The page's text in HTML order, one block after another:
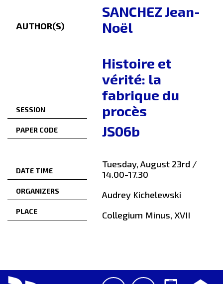
AUTHOR(S)
SANCHEZ Jean-
Noël
SESSION
Histoire et
vérité: la
fabrique du
procès
PAPER CODE JS06b
DATE TIME
Tuesday, August 23rd /
14.00-17.30
ORGANIZERS Audrey Kichelewski
PLACE Collegium Minus, XVII